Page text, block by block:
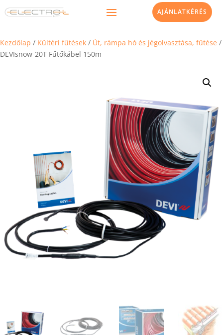
AJÁNLATKÉRÉS
Kezdőlap / Kültéri fűtések / Út, rámpa hó és jégolvasztása, fűtése /
DEVIsnow-20T Fűtőkábel 150m